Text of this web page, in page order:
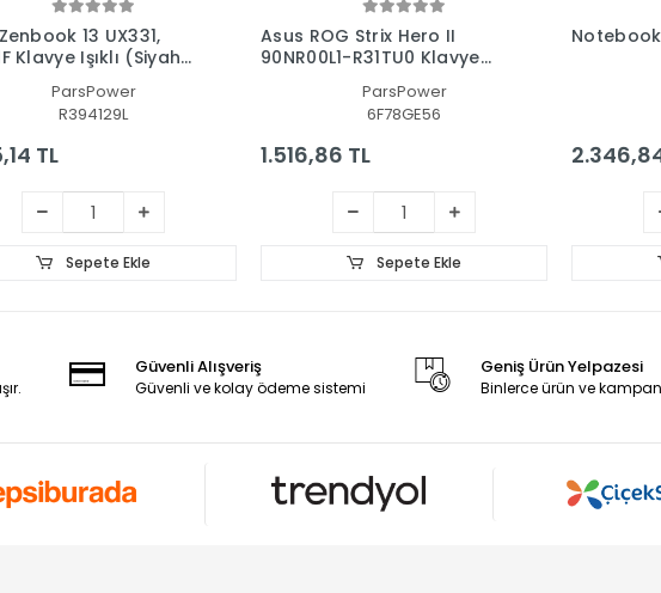
13 UX331,
Klavye Işıklı (Siyah
ParsPower
R394129L
TL
Sepete Ekle
Asus ROG Strix Hero II
90NR00L1-R31TU0 Klavye
ParsPower
6F78GE56
1.516,86 TL
Sepete Ekle
Güvenli Alışveriş
Güvenli ve kolay ödeme sistemi
Geniş Ürün Yelpazesi
Binlerce ürün ve